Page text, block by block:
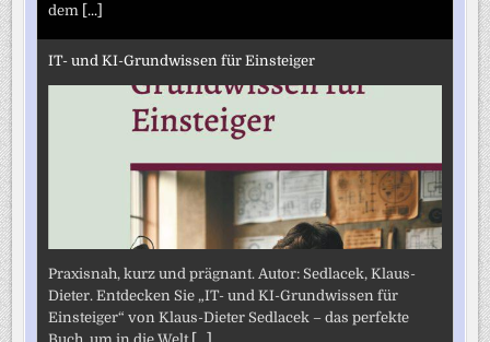
dem [...]
IT- und KI-Grundwissen für Einsteiger
Praxisnah, kurz und prägnant. Autor: Sedlacek, Klaus-
Dieter. Entdecken Sie „IT- und KI-Grundwissen für
Einsteiger“ von Klaus-Dieter Sedlacek – das perfekte